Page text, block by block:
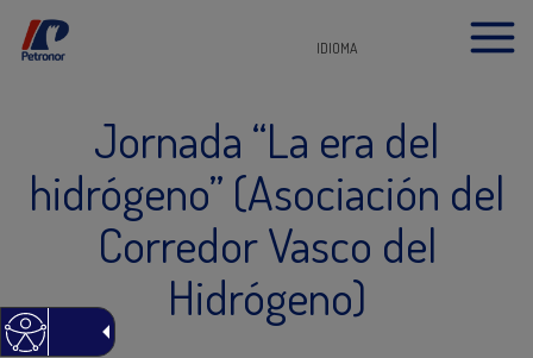
IDIOMA
Jornada “La era del
hidrógeno” (Asociación del
Corredor Vasco del
Hidrógeno)